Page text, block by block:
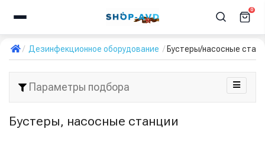
0
Дезинфекционное оборудование Бустеры/насосные
Параметры подбора
Бустеры, насосные станции